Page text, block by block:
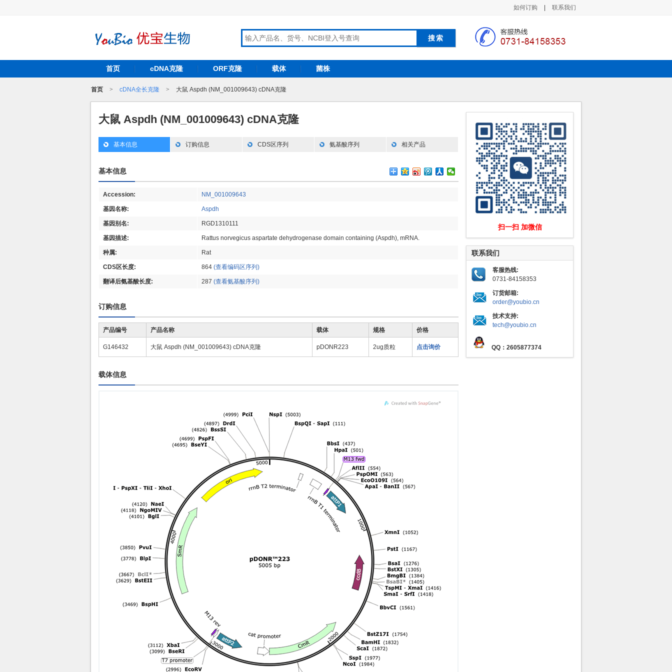
如何订购 联系我们
首页 cDNA克隆 ORF克隆 载体 菌株
首页 > cDNA全长克隆 > 大鼠 Aspdh (NM_001009643) cDNA克隆
大鼠 Aspdh (NM_001009643) cDNA克隆
基本信息 订购信息 CDS区序列 氨基酸序列 相关产品
基本信息
Accession: NM_001009643
基因名称: Aspdh
基因别名: RGD1310111
基因描述: Rattus norvegicus aspartate dehydrogenase domain containing (Aspdh), mRNA.
种属: Rat
CDS区长度: 864 (查看编码区序列)
翻译后氨基酸长度: 287 (查看氨基酸序列)
订购信息
产品编号 产品名称 载体 规格 价格
G146432 大鼠 Aspdh (NM_001009643) cDNA克隆 pDONR223 2ug质粒 点击询价
载体信息
扫一扫 加微信
联系我们
客服热线:
0731-84158353
订货邮箱:
order@youbio.cn
技术支持:
tech@youbio.cn
QQ：2605877374